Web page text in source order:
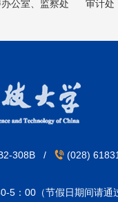
公室、监察处 审计处
B2-308B / (028)
：00（节假日期间请通